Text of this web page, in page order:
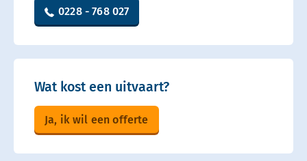
0228 - 768 027
Wat kost een uitvaart?
Ja, ik wil een offerte